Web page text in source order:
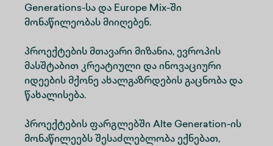
Generations-სა და Europe Mix-ში
მონაწილეობას მიიღებენ.
პროექტების მთავარი მიზანია, ევროპის
მასშტაბით კრეატიული და ინოვაციური
იდეების მქონე ახალგაზრდების გაცნობა და
წახალისება.
პროექტების ფარგლებში Alte Generation-ის
მონაწილეებს შესაძლებლობა ექნებათ,